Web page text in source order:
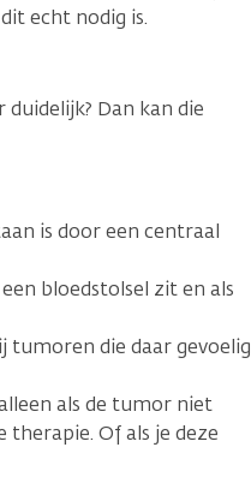
echt nodig is.
Dan kan die
is door een centraal
bloedstolsel zit en als
die daar gevoelig
als de tumor niet
Of als je deze